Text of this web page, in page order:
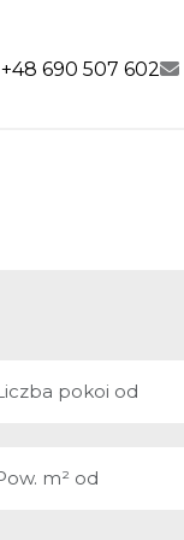
linklink
+48 690 507 602